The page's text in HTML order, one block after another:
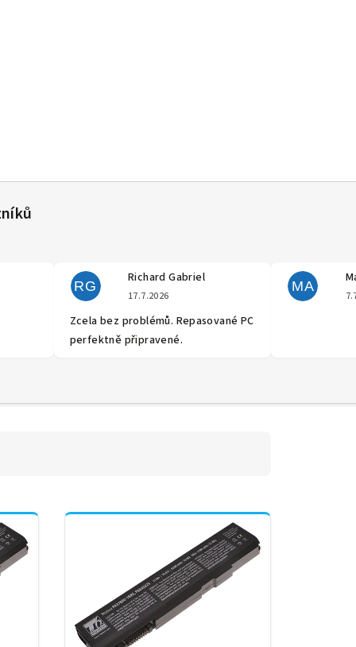
obchodu je 5 z 5 hvězdiček.
RG
Richard Gabriel
Hodnocení obchodu je 5 z 5
17.7.2026
Zcela bez problémů. Repasované PC
perfektně připravené.
MA